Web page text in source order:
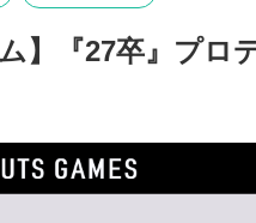
ム】『27卒』プロ